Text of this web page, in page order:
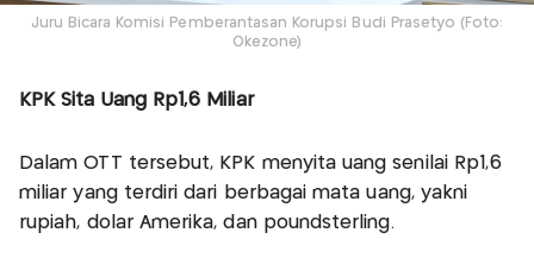
Juru Bicara Komisi Pemberantasan Korupsi Budi Prasetyo (Foto:
Okezone)
KPK Sita Uang Rp1,6 Miliar
Dalam OTT tersebut, KPK menyita uang senilai Rp1,6
miliar yang terdiri dari berbagai mata uang, yakni
rupiah, dolar Amerika, dan poundsterling.